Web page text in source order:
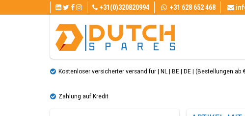
+31(0)320820994 +31 628 652 468
Kostenloser versicherter versand fur | NL | BE | DE | (Bestellungen ab
Zahlung auf Kredit